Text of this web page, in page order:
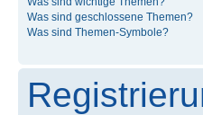
Was sind geschlossene Themen?
Was sind Themen-Symbole?